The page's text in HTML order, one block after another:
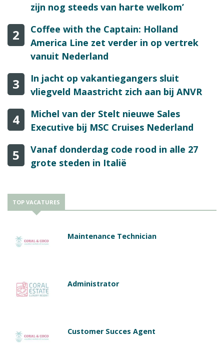
zijn nog steeds van harte welkom’
2
Coffee with the Captain: Holland
America Line zet verder in op vertrek
vanuit Nederland
3
In jacht op vakantiegangers sluit
vliegveld Maastricht zich aan bij ANVR
4
Michel van der Stelt nieuwe Sales
Executive bij MSC Cruises Nederland
5
Vanaf donderdag code rood in alle 27
grote steden in Italië
TOP VACATURES
Maintenance Technician
Administrator
Customer Succes Agent